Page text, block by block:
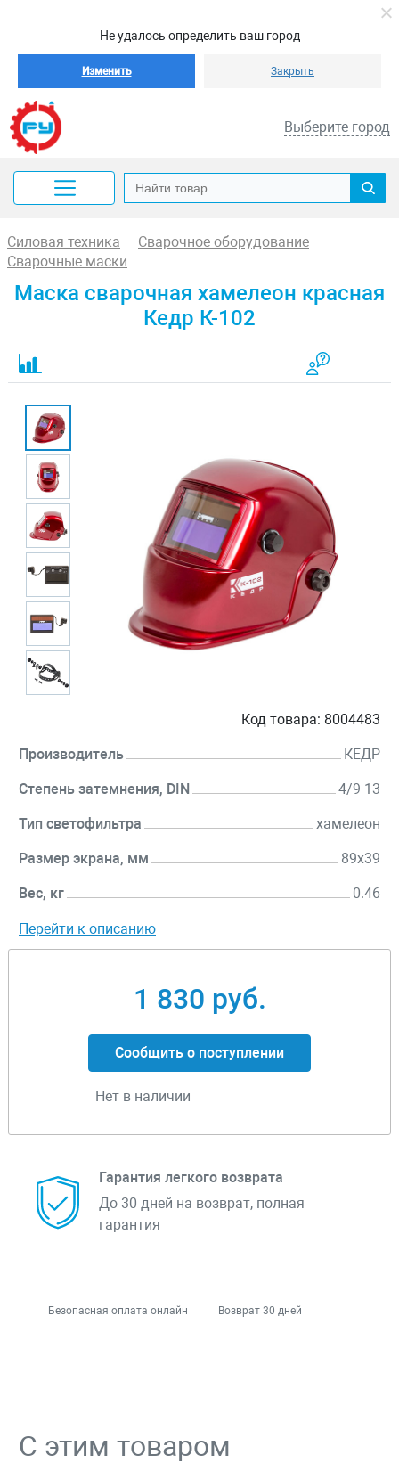
Не удалось определить ваш город
Изменить Закрыть
Выберите город
Силовая техника
Сварочное оборудование
Сварочные маски
Маска сварочная хамелеон красная
Кедр К-102
Код товара: 8004483
Производитель КЕДР
Степень затемнения, DIN 4/9-13
Тип светофильтра хамелеон
Размер экрана, мм 89х39
Вес, кг 0.46
Перейти к описанию
1 830 руб.
Сообщить о поступлении
Нет в наличии
Гарантия легкого возврата
До 30 дней на возврат, полная
гарантия
Безопасная оплата онлайн Возврат 30 дней
С этим товаром